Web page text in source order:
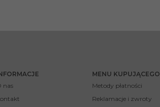
nas
MENU KUPUJĄCEGO
Metody płatności
Reklamacje i zwroty